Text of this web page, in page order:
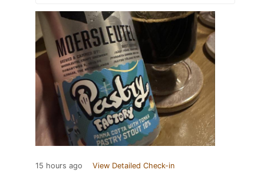
15 hours ago View Detailed Check-in